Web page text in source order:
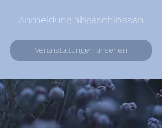
Anmeldung abgeschlossen
Veranstaltungen ansehen